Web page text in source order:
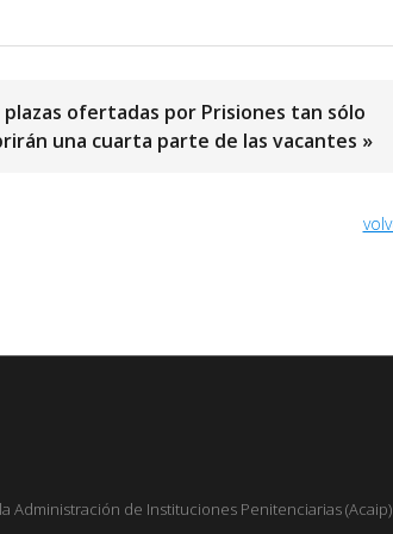
plazas ofertadas por Prisiones tan sólo
una cuarta parte de las vacantes »
Administración de Instituciones Penitenciarias